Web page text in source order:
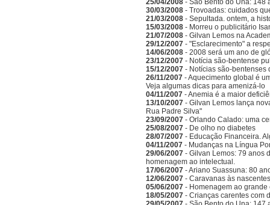
25/04/2008 - São Bento do Una: 148
30/03/2008 - Trovoadas: cuidados
21/03/2008 - Sepultada. ontem, a
15/03/2008 - Morreu o publicitário
21/07/2008 - Gilvan Lemos na
29/12/2007 - "Esclarecimento" a
14/06/2008 - 2008 será um ano de
23/12/2007 - Notícia são-bentense
15/12/2007 - Notícias são-bentenses
26/11/2007 - Aquecimento global é
Veja algumas dicas para amenizá-lo
04/11/2007 - Anemia é a maior
13/10/2007 - Gilvan Lemos lança
Rua Padre Silva"
23/09/2007 - Orlando Calado: uma
25/08/2007 - De olho no diabetes
28/07/2007 - Educação Financeira.
04/11/2007 - Mudanças na Língua
29/06/2007 - Gilvan Lemos: 79 anos
homenagem ao intelectual.
17/06/2007 - Ariano Suassuna: 80
12/06/2007 - Caravanas às
05/06/2007 - Homenagem ao
18/05/2007 - Crianças carentes com